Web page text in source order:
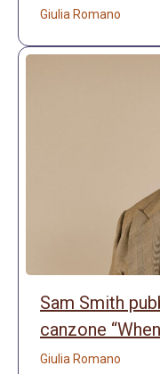
Giulia Romano
Sam Smith
canzone
Giulia Romano